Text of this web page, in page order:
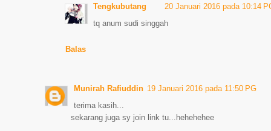
Tengkubutang
20 Januari 2016 pada 10:14
tq anum sudi singgah
Balas
Munirah Rafiuddin 19 Januari 2016 pada 11:50 PG
terima kasih...
sekarang juga sy join link tu...hehehehee